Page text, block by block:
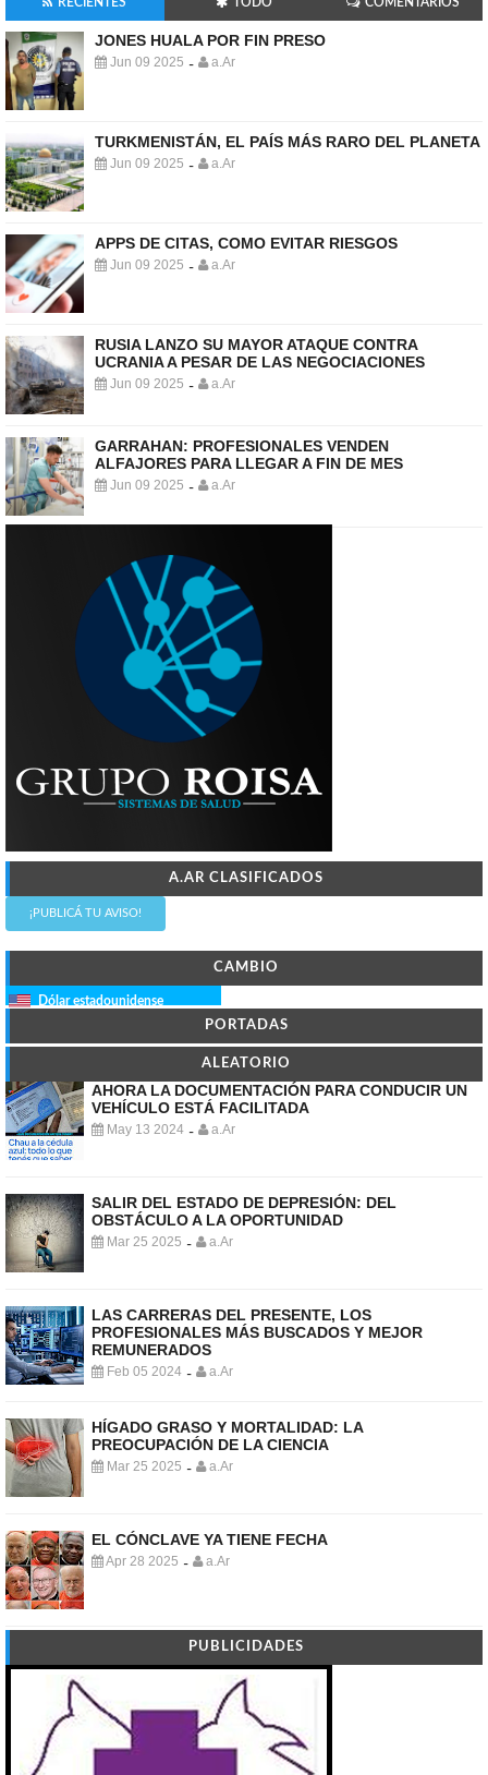
JONES HUALA POR FIN PRESO
Jun 09 2025 - a.Ar
TURKMENISTÁN, EL PAÍS MÁS RARO DEL PLANETA
Jun 09 2025 - a.Ar
APPS DE CITAS, COMO EVITAR RIESGOS
Jun 09 2025 - a.Ar
RUSIA LANZO SU MAYOR ATAQUE CONTRA
UCRANIA A PESAR DE LAS NEGOCIACIONES
Jun 09 2025 - a.Ar
GARRAHAN: PROFESIONALES VENDEN
ALFAJORES PARA LLEGAR A FIN DE MES
Jun 09 2025 - a.Ar
A.AR CLASIFICADOS
¡PUBLICÁ TU AVISO!
CAMBIO
Dólar estadounidense
PORTADAS
ALEATORIO
AHORA LA DOCUMENTACIÓN PARA CONDUCIR UN
VEHÍCULO ESTÁ FACILITADA
May 13 2024 - a.Ar
SALIR DEL ESTADO DE DEPRESIÓN: DEL
OBSTÁCULO A LA OPORTUNIDAD
Mar 25 2025 - a.Ar
LAS CARRERAS DEL PRESENTE, LOS
PROFESIONALES MÁS BUSCADOS Y MEJOR
REMUNERADOS
Feb 05 2024 - a.Ar
HÍGADO GRASO Y MORTALIDAD: LA
PREOCUPACIÓN DE LA CIENCIA
Mar 25 2025 - a.Ar
EL CÓNCLAVE YA TIENE FECHA
Apr 28 2025 - a.Ar
PUBLICIDADES